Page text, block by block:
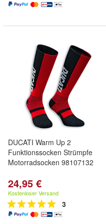
DUCATI Warm Up 2
Funktionssocken Strümpfe
Motorradsocken 98107132
24,95 €
Kostenloser Versand
3